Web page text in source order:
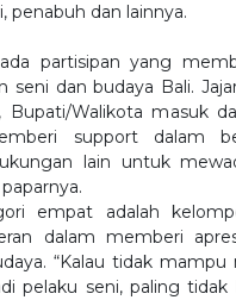
penabuh dan lainnya.
partisipan yang
seni dan budaya Bali.
Bupati/Walikota masuk
support dalam
lain untuk
empat adalah
dalam memberi
“Kalau tidak mampu
pelaku seni, paling